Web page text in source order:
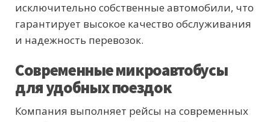
исключительно собственные автомобили, что
гарантирует высокое качество обслуживания
и надежность перевозок.
Современные микроавтобусы
для удобных поездок
Компания выполняет рейсы на современных